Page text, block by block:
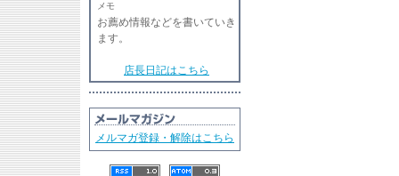
メモ
お薦め情報などを書いていき
ます。
店長日記はこちら
メルマガ登録・解除はこちら